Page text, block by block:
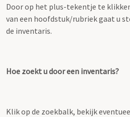
Door op het plus-tekentje te
van een hoofdstuk/rubriek gaat u
de inventaris.
Hoe zoekt u door een inventaris?
Klik op de zoekbalk, bekijk